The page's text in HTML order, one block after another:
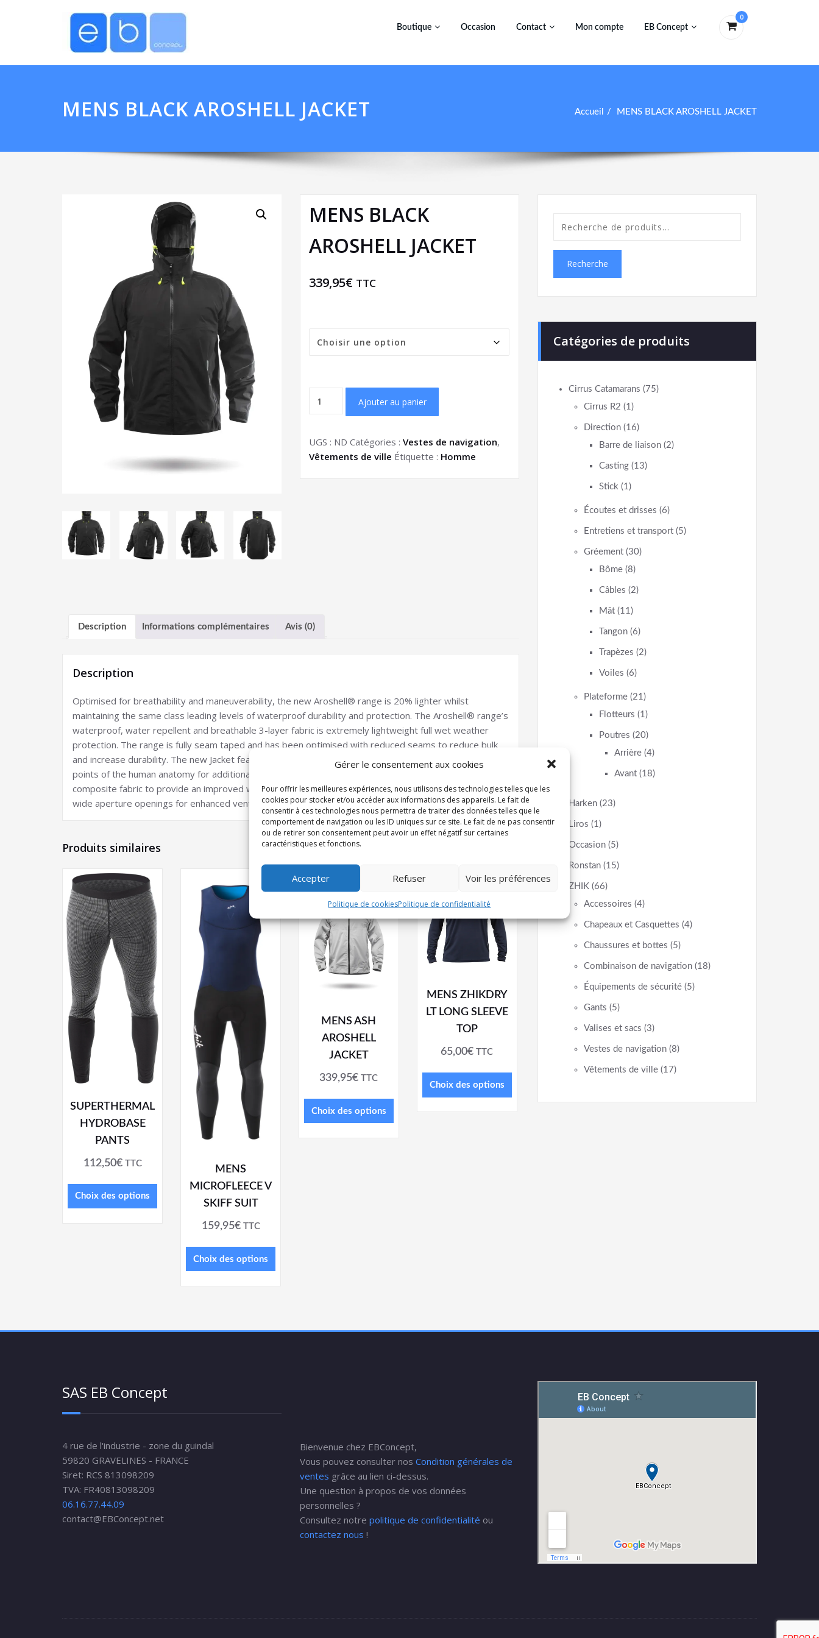
Gérer le consentement aux cookies
Pour offrir les meilleures expériences, nous utilisons des technologies telles que les
cookies pour stocker et/ou accéder aux informations des appareils. Le fait de
consentir à ces technologies nous permettra de traiter des données telles que le
comportement de navigation ou les ID uniques sur ce site. Le fait de ne pas consentir
ou de retirer son consentement peut avoir un effet négatif sur certaines
caractéristiques et fonctions.
Accepter Refuser Voir les préférences
Politique de cookiesPolitique de confidentialité
Boutique Occasion Contact Mon compte EB Concept
0
MENS BLACK AROSHELL JACKET Accueil MENS BLACK AROSHELL JACKET
MENS BLACK
AROSHELL JACKET
339,95€ TTC
Ajouter au panier
UGS : ND Catégories :Vestes de navigation,
Vêtements de ville Étiquette : Homme
Description Informations complémentaires Avis (0)
Description
Optimised for breathability and maneuverability, the new Aroshell® range is 20% lighter whilst
maintaining the same class leading levels of waterproof durability and protection. The Aroshell® range’s
waterproof, water repellent and breathable 3-layer fabric is extremely lightweight full wet weather
protection. The range is fully seam taped and has been optimised with reduced seams to reduce bulk
and increase durability. The new Jacket features Zhik®’s Biomotion reflective detailing highlights key
points of the human anatomy for additional visibility. Adjustable wrist seals featuring our ReziSeal®
composite fabric to provide an improved watertight seal, improved comfort, ease of adjustability and
wide aperture openings for enhanced ventilation.
Produits similaires
SUPERTHERMAL
HYDROBASE
PANTS
112,50€ TTC
Choix des options
MENS
MICROFLEECE V
SKIFF SUIT
159,95€ TTC
Choix des options
MENS ASH
AROSHELL
JACKET
339,95€ TTC
Choix des options
MENS ZHIKDRY
LT LONG SLEEVE
TOP
65,00€ TTC
Choix des options
Recherche
Catégories de produits
Cirrus Catamarans (75)
Cirrus R2 (1)
Direction (16)
Barre de liaison (2)
Casting (13)
Stick (1)
Écoutes et drisses (6)
Entretiens et transport (5)
Gréement (30)
Bôme (8)
Câbles (2)
Mât (11)
Tangon (6)
Trapèzes (2)
Voiles (6)
Plateforme (21)
Flotteurs (1)
Poutres (20)
Arrière (4)
Avant (18)
Harken (23)
Liros (1)
Occasion (5)
Ronstan (15)
ZHIK (66)
Accessoires (4)
Chapeaux et Casquettes (4)
Chaussures et bottes (5)
Combinaison de navigation (18)
Équipements de sécurité (5)
Gants (5)
Valises et sacs (3)
Vestes de navigation (8)
Vêtements de ville (17)
SAS EB Concept
4 rue de l'industrie - zone du guindal
59820 GRAVELINES - FRANCE
Siret: RCS 813098209
TVA: FR40813098209
06.16.77.44.09
contact@EBConcept.net
Bienvenue chez EBConcept,
Vous pouvez consulter nos Condition générales de
ventes grâce au lien ci-dessus.
Une question à propos de vos données
personnelles ?
Consultez notre politique de confidentialité ou
contactez nous !